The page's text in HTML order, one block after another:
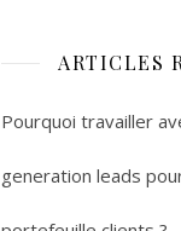
ARTICLES
Pourquoi travailler
generation leads